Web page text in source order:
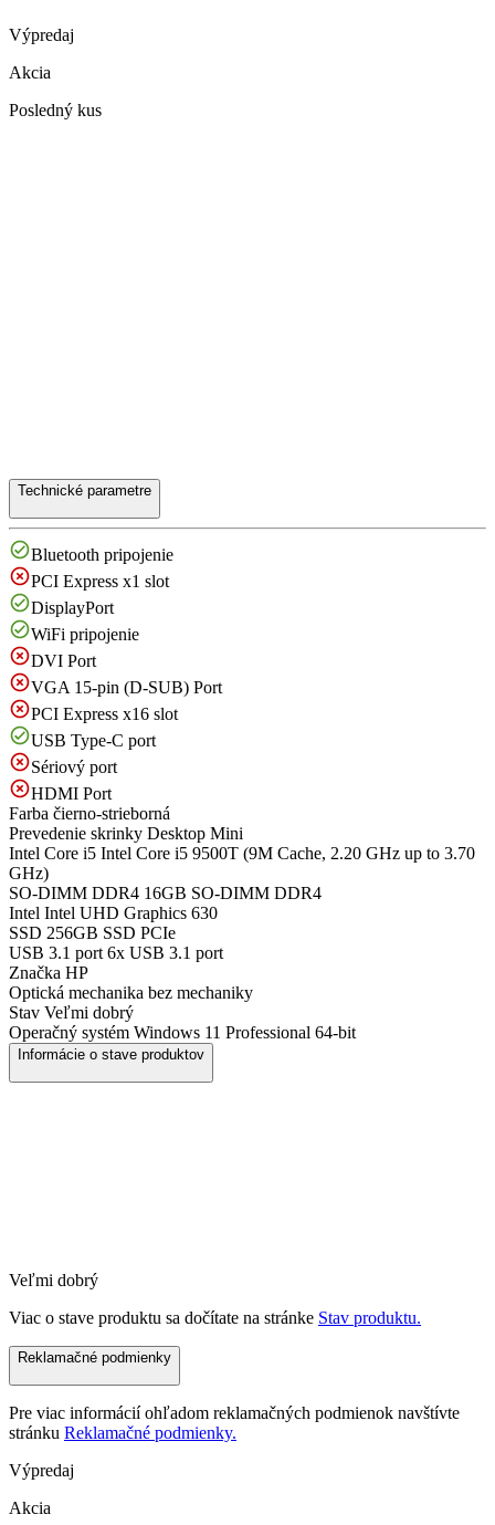
Výpredaj
Akcia
Posledný kus
Technické parametre
Bluetooth pripojenie
PCI Express x1 slot
DisplayPort
WiFi pripojenie
DVI Port
VGA 15-pin (D-SUB) Port
PCI Express x16 slot
USB Type-C port
Sériový port
HDMI Port
Farba čierno-strieborná
Prevedenie skrinky Desktop Mini
Intel Core i5 Intel Core i5 9500T (9M Cache, 2.20 GHz up to 3.70
GHz)
SO-DIMM DDR4 16GB SO-DIMM DDR4
Intel Intel UHD Graphics 630
SSD 256GB SSD PCIe
USB 3.1 port 6x USB 3.1 port
Značka HP
Optická mechanika bez mechaniky
Stav Veľmi dobrý
Operačný systém Windows 11 Professional 64-bit
Informácie o stave produktov
Veľmi dobrý
Viac o stave produktu sa dočítate na stránke Stav produktu.
Reklamačné podmienky
Pre viac informácií ohľadom reklamačných podmienok navštívte
stránku Reklamačné podmienky.
Výpredaj
Akcia